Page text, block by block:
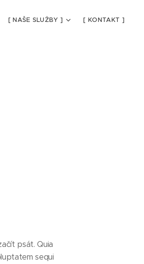
[ NAŠE SLUŽBY ] [ KONTAKT ]
psát. Quia
sequi